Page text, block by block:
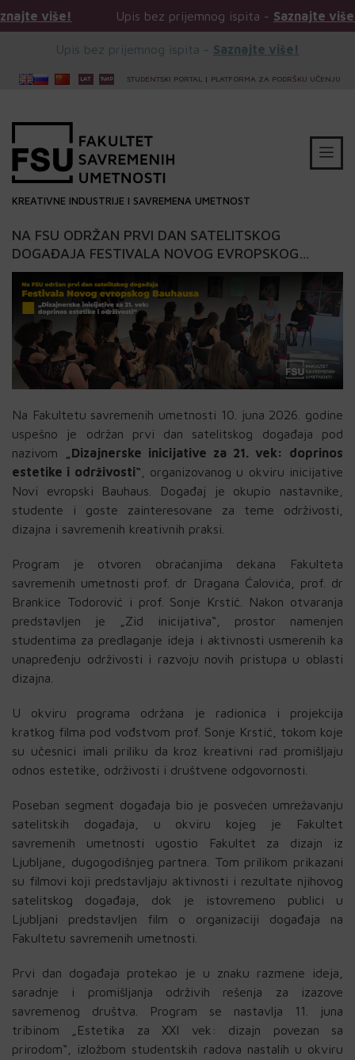
Upis bez prijemnog ispita -Saznajte više!
Upis bez prijemnog ispita - Saznajte više!
STUDENTSKI PORTAL | PLATFORMA ZA PODRŠKU UČENJU
KREATIVNE INDUSTRIJE I SAVREMENA UMETNOST
NA FSU ODRŽAN PRVI DAN SATELITSKOG
DOGAĐAJA FESTIVALA NOVOG EVROPSKOG
BAUHAUSA „DIZAJNERSKE INICIJATIVE ZA 21. VEK:
DOPRINOS ESTETIKE I ODRŽIVOSTI“
Na Fakultetu savremenih umetnosti 10. juna 2026. godine
uspešno je održan prvi dan satelitskog događaja pod
nazivom
„Dizajnerske inicijative za 21. vek: doprinos
estetike i održivosti“ , organizovanog u okviru inicijative
Novi evropski Bauhaus. Događaj je okupio nastavnike,
studente i goste zainteresovane za teme održivosti,
dizajna i savremenih kreativnih praksi.
Program je otvoren obraćanjima dekana Fakulteta
savremenih umetnosti prof. dr Dragana Ćalovića, prof. dr
Brankice Todorović i prof. Sonje Krstić. Nakon otvaranja
predstavljen je „Zid inicijativa“, prostor namenjen
studentima za predlaganje ideja i aktivnosti usmerenih ka
unapređenju održivosti i razvoju novih pristupa u oblasti
dizajna.
U okviru programa održana je radionica i projekcija
kratkog filma pod vođstvom prof. Sonje Krstić, tokom koje
su učesnici imali priliku da kroz kreativni rad promišljaju
odnos estetike, održivosti i društvene odgovornosti.
Poseban segment događaja bio je posvećen umrežavanju
satelitskih događaja, u okviru kojeg je Fakultet
savremenih umetnosti ugostio Fakultet za dizajn iz
Ljubljane, dugogodišnjeg partnera. Tom prilikom prikazani
su filmovi koji predstavljaju aktivnosti i rezultate njihovog
satelitskog događaja, dok je istovremeno publici u
Ljubljani predstavljen film o organizaciji događaja na
Fakultetu savremenih umetnosti.
Prvi dan događaja protekao je u znaku razmene ideja,
saradnje i promišljanja održivih rešenja za izazove
savremenog društva. Program se nastavlja 11. juna
tribinom „Estetika za XXI vek: dizajn povezan sa
prirodom“, izložbom studentskih radova nastalih u okviru